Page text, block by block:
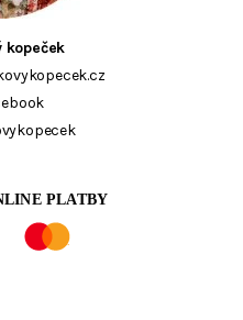
kopeček
PLATBY